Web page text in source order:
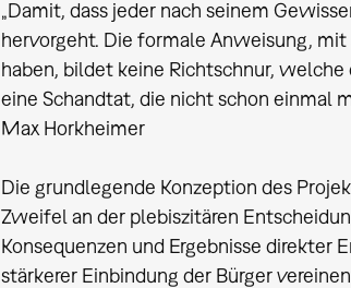
„Damit, dass jeder nach seinem
hervorgeht. Die formale Anweisung,
haben, bildet keine Richtschnur,
eine Schandtat, die nicht schon einmal
Max Horkheimer
Die grundlegende Konzeption des
Zweifel an der plebiszitären
Konsequenzen und Ergebnisse direkter
stärkerer Einbindung der Bürger